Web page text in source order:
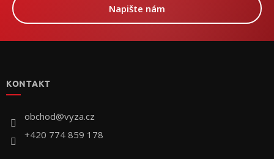
Napište nám
KONTAKT
obchod@vyza.cz
+420 774 859 178